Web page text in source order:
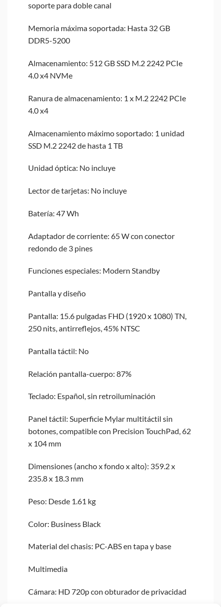
soporte para doble canal
Memoria máxima soportada: Hasta 32 GB
DDR5-5200
Almacenamiento: 512 GB SSD M.2 2242 PCIe
4.0 x4 NVMe
Ranura de almacenamiento: 1 x M.2 2242 PCIe
4.0 x4
Almacenamiento máximo soportado: 1 unidad
SSD M.2 2242 de hasta 1 TB
Unidad óptica: No incluye
Lector de tarjetas: No incluye
Batería: 47 Wh
Adaptador de corriente: 65 W con conector
redondo de 3 pines
Funciones especiales: Modern Standby
Pantalla y diseño
Pantalla: 15.6 pulgadas FHD (1920 x 1080) TN,
250 nits, antirreflejos, 45% NTSC
Pantalla táctil: No
Relación pantalla-cuerpo: 87%
Teclado: Español, sin retroiluminación
Panel táctil: Superficie Mylar multitáctil sin
botones, compatible con Precision TouchPad, 62
x 104 mm
Dimensiones (ancho x fondo x alto): 359.2 x
235.8 x 18.3 mm
Peso: Desde 1.61 kg
Color: Business Black
Material del chasis: PC-ABS en tapa y base
Multimedia
Cámara: HD 720p con obturador de privacidad